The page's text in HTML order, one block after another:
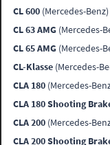
CL 600 (Mercedes-
CL 63 AMG (Mercedes-
CL 65 AMG (Mercedes-
CL-Klasse (Mercedes-
CLA 180 (Mercedes-
CLA 180 Shooting
CLA 200 (Mercedes-
CLA 200 Shooting